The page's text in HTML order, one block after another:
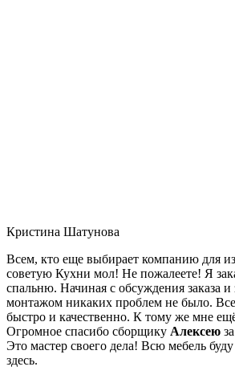
Кристина Шатунова
Всем, кто еще выбирает компанию для
советую Кухни мол! Не пожалеете! Я
спальню. Начиная с обсуждения заказа и
монтажом никаких проблем не было.
быстро и качественно. К тому же мне
Огромное спасибо сборщику Алексею
Это мастер своего дела! Всю мебель буду
здесь.